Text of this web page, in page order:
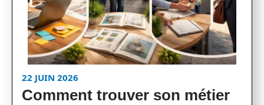
22 JUIN 2026
Comment trouver son métier